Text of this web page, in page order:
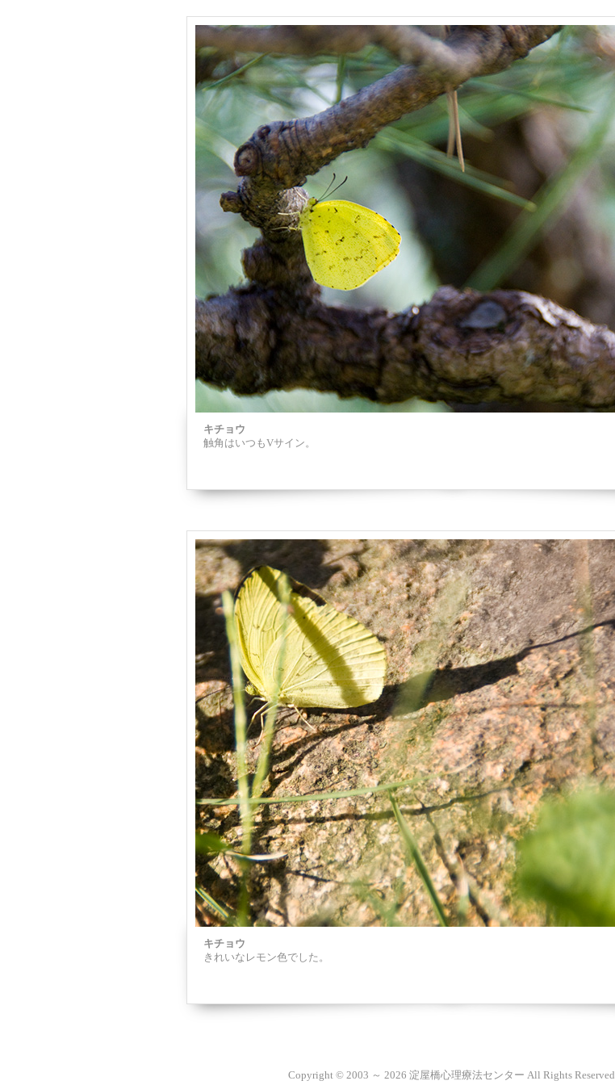
キチョウ
触角はいつもVサイン。
キチョウ
きれいなレモン色でした。
Copyright © 2003 ～ 2026 淀屋橋心理療法センター All Rights Reserved.